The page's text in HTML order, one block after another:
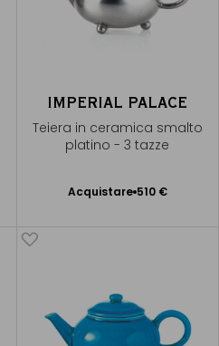
IMPERIAL PALACE
Teiera in ceramica smalto
platino - 3 tazze
Acquistare 510 €
Aggiungere